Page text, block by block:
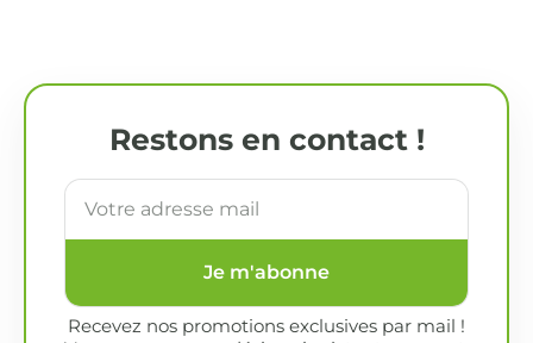
Restons en contact !
Je m'abonne
Recevez nos promotions exclusives par mail !